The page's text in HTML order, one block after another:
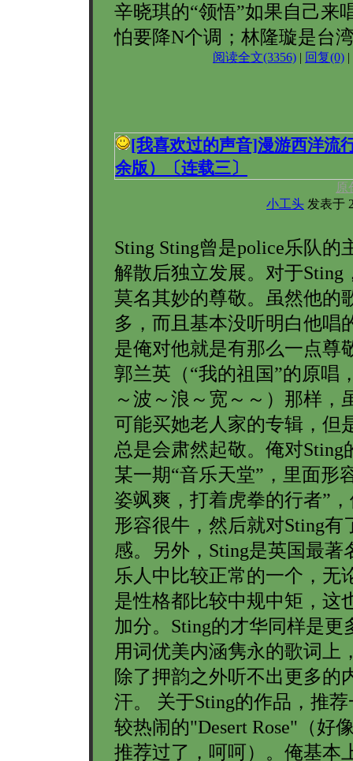
辛晓琪的“领悟”如果自己来
怕要降N个调；林隆璇是台
阅读全文(3356) | 回复(0) |
[我喜欢过的声音]漫游西洋流
余版）〔连载三〕
原
小工头 发表于
Sting Sting曾是police乐队的
解散后独立发展。对于Sting
莫名其妙的尊敬。虽然他的
多，而且基本没听明白他唱
是俺对他就是有那么一点尊
郭兰英（“我的祖国”的原唱
～波～浪～宽～～）那样，
可能买她老人家的专辑，但
总是会肃然起敬。俺对Sting
某一期“音乐天堂”，里面形
姿飒爽，打着虎拳的行者”
形容很牛，然后就对Sting有
感。另外，Sting是英国最著
乐人中比较正常的一个，无
是性格都比较中规中矩，这
加分。Sting的才华同样是更
用词优美内涵隽永的歌词上
除了押韵之外听不出更多
汗。 关于Sting的作品，推
较热闹的"Desert Rose"（好
推荐过了，呵呵）。俺基本